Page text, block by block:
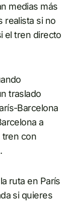
medias más
realista si no
el tren directo
traslado
Barcelona
a
tren con
ruta en París
si quieres